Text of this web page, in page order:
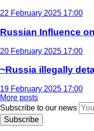
22 February 2025 17:00
Russian Influence
20 February 2025 17:00
~Russia illegally
19 February 2025 17:00
More posts
Subscribe to our news
Subscribe